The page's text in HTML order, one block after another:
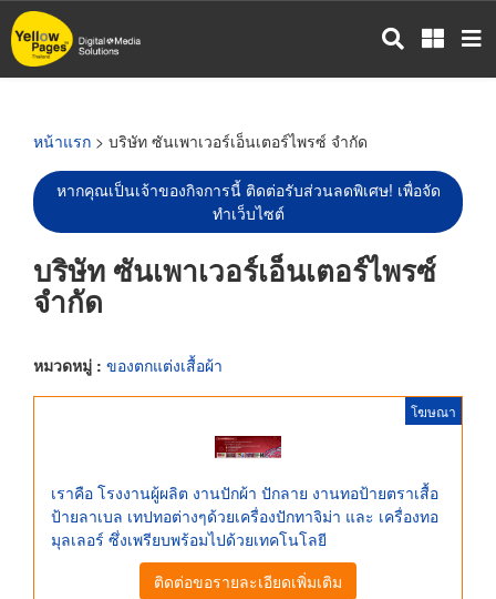
ข้าม
ไป
หน้าแรก > บริษัท ซันเพาเวอร์เอ็นเตอร์ไพรซ์ จำกัด
หากคุณเป็นเจ้าของกิจการนี้ ติดต่อรับส่วนลดพิเศษ! เพื่อจัด
ทำเว็บไซต์
บริษัท ซันเพาเวอร์เอ็นเตอร์ไพรซ์
จำกัด
หมวดหมู่ : ของตกแต่งเสื้อผ้า
โฆษณา
เราคือ โรงงานผู้ผลิต งานปักผ้า ปักลาย งานทอป้ายตราเสื้อ
ป้ายลาเบล เทปทอต่างๆด้วยเครื่องปักทาจิม่า และ เครื่องทอ
มุลเลอร์ ซึ่งเพรียบพร้อมไปด้วยเทคโนโลยี
ติดต่อขอรายละเอียดเพิ่มเติม